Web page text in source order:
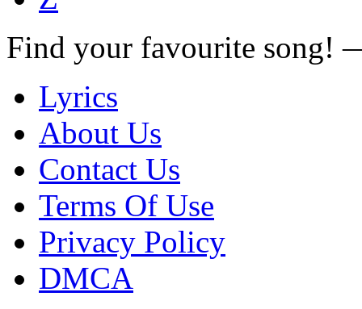
Find your favourite song!
Lyrics
About Us
Contact Us
Terms Of Use
Privacy Policy
DMCA